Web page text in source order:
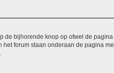
bijhorende knop op ofwel de
forum staan onderaan de pagina